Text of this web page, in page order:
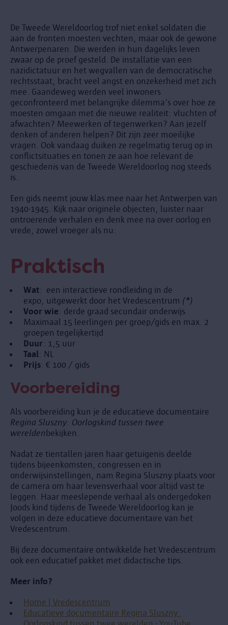
De Tweede Wereldoorlog trof niet enkel soldaten die
aan de fronten moesten vechten, maar ook de gewone
Antwerpenaren. Die werden in hun dagelijks leven
zwaar op de proef gesteld. De installatie van een
nazidictatuur en het wegvallen van de democratische
rechtsstaat, bracht veel angst en onzekerheid met zich
mee. Gaandeweg werden veel inwoners
geconfronteerd met belangrijke dilemma’s over hoe ze
moesten omgaan met die nieuwe realiteit: vluchten of
afwachten? Meewerken of tegenwerken? Aan jezelf
denken of anderen helpen? Dit zijn zeer moeilijke
vragen. Ook vandaag duiken ze regelmatig terug op in
conflictsituaties en tonen ze aan hoe relevant de
geschiedenis van de Tweede Wereldoorlog nog steeds
is.
Een gids neemt jouw klas mee naar het Antwerpen van
1940-1945. Kijk naar originele objecten, luister naar
ontroerende verhalen en denk mee na over oorlog en
vrede, zowel vroeger als nu.
Praktisch
Wat: een interactieve rondleiding in de
expo, uitgewerkt door het Vredescentrum (*)
Voor wie: derde graad secundair onderwijs
Maximaal 15 leerlingen per groep/gids en max. 2
groepen tegelijkertijd
Duur: 1,5 uur
Taal: NL
Prijs: € 100 / gids
Voorbereiding
Als voorbereiding kun je de educatieve documentaire
Regina Sluszny: Oorlogskind tussen twee
werelden bekijken.
Nadat ze tientallen jaren haar getuigenis deelde
tijdens bijeenkomsten, congressen en in
onderwijsinstellingen, nam Regina Sluszny plaats voor
de camera om haar levensverhaal voor altijd vast te
leggen. Haar meeslepende verhaal als ondergedoken
Joods kind tijdens de Tweede Wereldoorlog kan je
volgen in deze educatieve documentaire van het
Vredescentrum.
Bij deze documentaire ontwikkelde het Vredescentrum
ook een educatief pakket met didactische tips.
Meer info?
Home | Vredescentrum
Educatieve documentaire Regina Sluszny: